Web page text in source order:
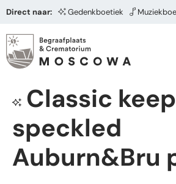
Direct naar: Gedenkboetiek
Classic
speckled
Auburn&Bru